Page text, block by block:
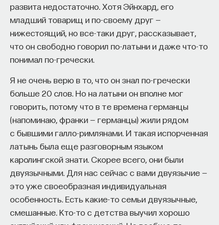
развита недостаточно. Хотя Эйнхард, его
младший товарищ и по-своему друг —
нижестоящий, но все-таки друг, рассказывает,
что он свободно говорил по-латыни и даже что-то
понимал по-гречески.
Я не очень верю в то, что он знал по-гречески
больше 20 слов. Но на латыни он вполне мог
говорить, потому что в те времена германцы
(напоминаю, франки — германцы) жили рядом
с бывшими галло-римлянами. И такая испорченная
латынь была еще разговорным языком
каролингской знати. Скорее всего, они были
двуязычными. Для нас сейчас с вами двуязычие —
это уже своеобразная индивидуальная
особенность. Есть какие-то семьи двуязычные,
смешанные. Кто-то с детства выучил хорошо